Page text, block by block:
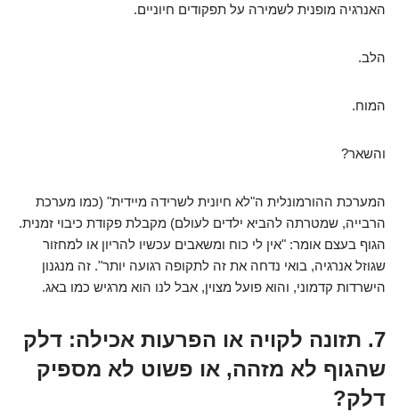
האנרגיה מופנית לשמירה על תפקודים חיוניים.
הלב.
המוח.
והשאר?
המערכת ההורמונלית ה"לא חיונית לשרידה מיידית" (כמו מערכת
הרבייה, שמטרתה להביא ילדים לעולם) מקבלת פקודת כיבוי זמנית.
הגוף בעצם אומר: "אין לי כוח ומשאבים עכשיו להריון או למחזור
שגוזל אנרגיה, בואי נדחה את זה לתקופה רגועה יותר". זה מנגנון
הישרדות קדמוני, והוא פועל מצוין, אבל לנו הוא מרגיש כמו באג.
7. תזונה לקויה או הפרעות אכילה: דלק
שהגוף לא מזהה, או פשוט לא מספיק
דלק?